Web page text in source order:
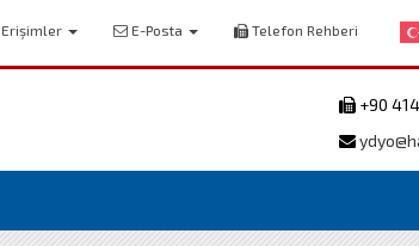
Erişimler E-Posta Telefon Rehberi
+90